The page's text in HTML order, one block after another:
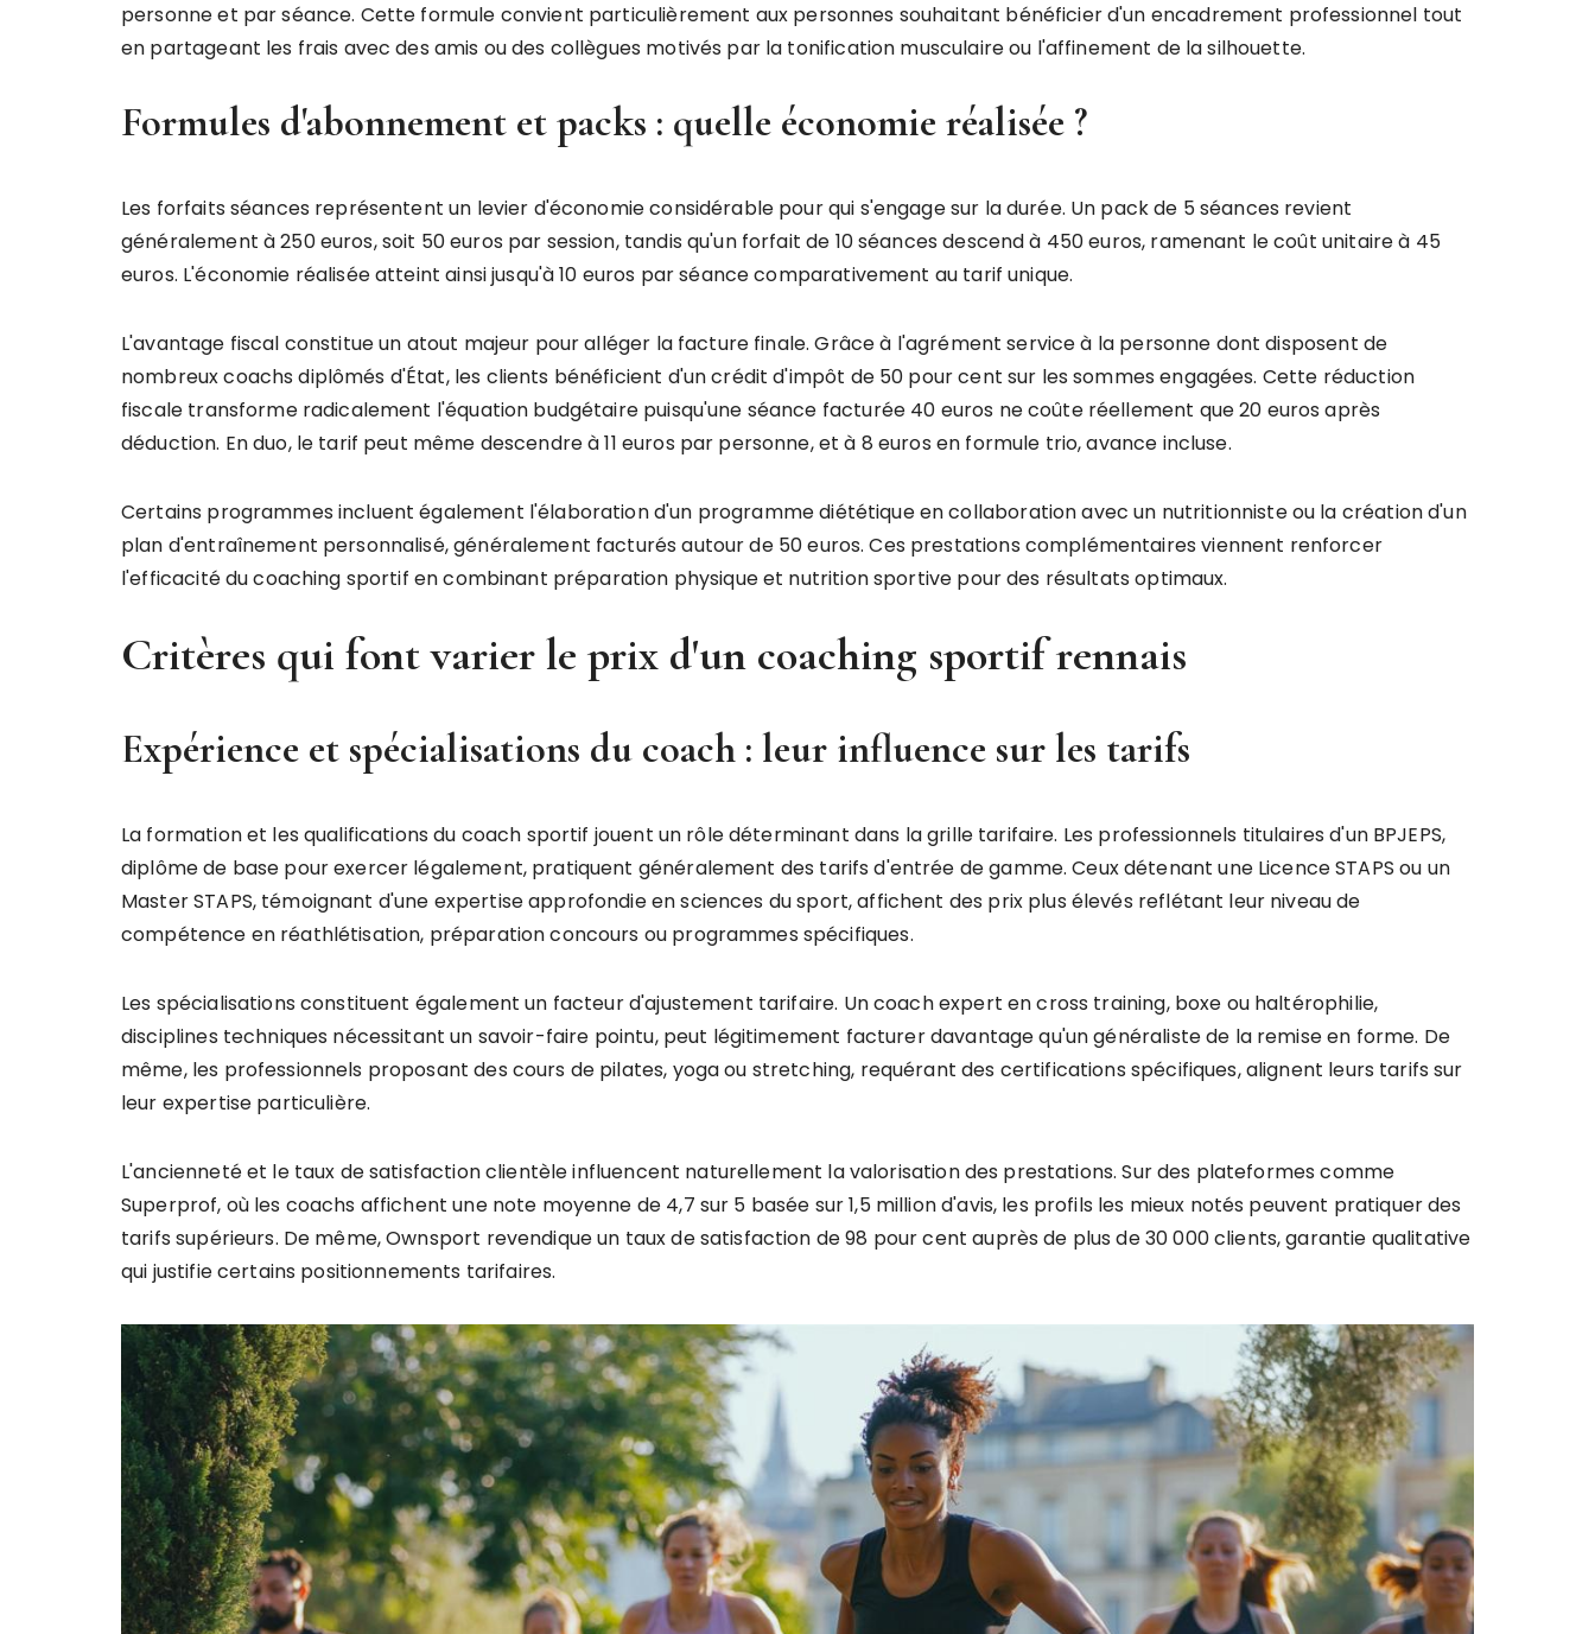
personne et par séance. Cette formule convient particulièrement aux personnes souhaitant bénéficier d'un encadrement professionnel tout
en partageant les frais avec des amis ou des collègues motivés par la tonification musculaire ou l'affinement de la silhouette.
Formules d'abonnement et packs : quelle économie réalisée ?
Les forfaits séances représentent un levier d'économie considérable pour qui s'engage sur la durée. Un pack de 5 séances revient
généralement à 250 euros, soit 50 euros par session, tandis qu'un forfait de 10 séances descend à 450 euros, ramenant le coût unitaire à 45
euros. L'économie réalisée atteint ainsi jusqu'à 10 euros par séance comparativement au tarif unique.
L'avantage fiscal constitue un atout majeur pour alléger la facture finale. Grâce à l'agrément service à la personne dont disposent de
nombreux coachs diplômés d'État, les clients bénéficient d'un crédit d'impôt de 50 pour cent sur les sommes engagées. Cette réduction
fiscale transforme radicalement l'équation budgétaire puisqu'une séance facturée 40 euros ne coûte réellement que 20 euros après
déduction. En duo, le tarif peut même descendre à 11 euros par personne, et à 8 euros en formule trio, avance incluse.
Certains programmes incluent également l'élaboration d'un programme diététique en collaboration avec un nutritionniste ou la création d'un
plan d'entraînement personnalisé, généralement facturés autour de 50 euros. Ces prestations complémentaires viennent renforcer
l'efficacité du coaching sportif en combinant préparation physique et nutrition sportive pour des résultats optimaux.
Critères qui font varier le prix d'un coaching sportif rennais
Expérience et spécialisations du coach : leur influence sur les tarifs
La formation et les qualifications du coach sportif jouent un rôle déterminant dans la grille tarifaire. Les professionnels titulaires d'un BPJEPS,
diplôme de base pour exercer légalement, pratiquent généralement des tarifs d'entrée de gamme. Ceux détenant une Licence STAPS ou un
Master STAPS, témoignant d'une expertise approfondie en sciences du sport, affichent des prix plus élevés reflétant leur niveau de
compétence en réathlétisation, préparation concours ou programmes spécifiques.
Les spécialisations constituent également un facteur d'ajustement tarifaire. Un coach expert en cross training, boxe ou haltérophilie,
disciplines techniques nécessitant un savoir-faire pointu, peut légitimement facturer davantage qu'un généraliste de la remise en forme. De
même, les professionnels proposant des cours de pilates, yoga ou stretching, requérant des certifications spécifiques, alignent leurs tarifs sur
leur expertise particulière.
L'ancienneté et le taux de satisfaction clientèle influencent naturellement la valorisation des prestations. Sur des plateformes comme
Superprof, où les coachs affichent une note moyenne de 4,7 sur 5 basée sur 1,5 million d'avis, les profils les mieux notés peuvent pratiquer des
tarifs supérieurs. De même, Ownsport revendique un taux de satisfaction de 98 pour cent auprès de plus de 30 000 clients, garantie qualitative
qui justifie certains positionnements tarifaires.